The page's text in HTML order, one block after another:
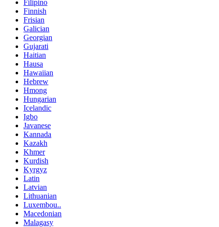
Filipino
Finnish
Frisian
Galician
Georgian
Gujarati
Haitian
Hausa
Hawaiian
Hebrew
Hmong
Hungarian
Icelandic
Igbo
Javanese
Kannada
Kazakh
Khmer
Kurdish
Kyrgyz
Latin
Latvian
Lithuanian
Luxembou..
Macedonian
Malagasy